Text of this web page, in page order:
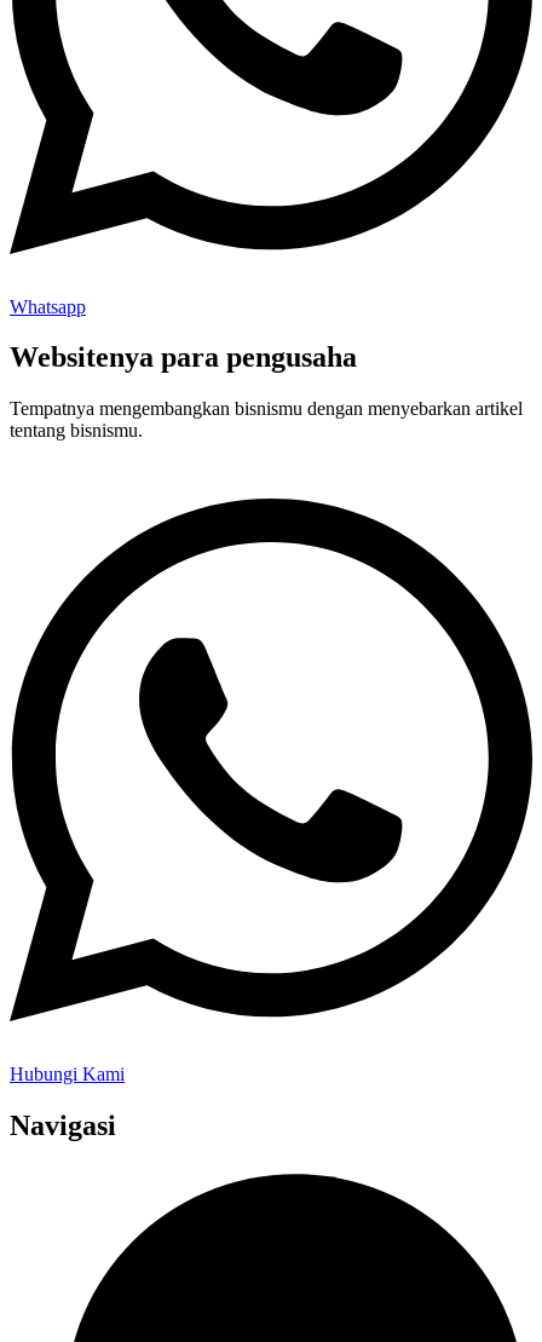
Whatsapp
Websitenya para pengusaha
Tempatnya mengembangkan bisnismu dengan menyebarkan artikel
tentang bisnismu.
Hubungi Kami
Navigasi